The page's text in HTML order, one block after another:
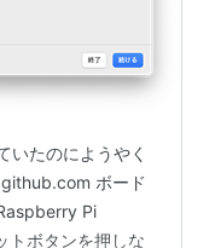
いたのにようやく
ボード
Pi
ボタンを押しな